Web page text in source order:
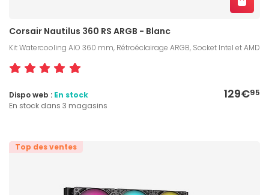
Corsair Nautilus 360 RS ARGB - Blanc
Kit Watercooling AIO 360 mm, Rétroéclairage ARGB, Socket Intel et AMD
129€95
Dispo web : En stock
En stock dans 3 magasins
Top des ventes